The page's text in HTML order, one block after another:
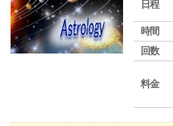
日程
時間
回数
料金